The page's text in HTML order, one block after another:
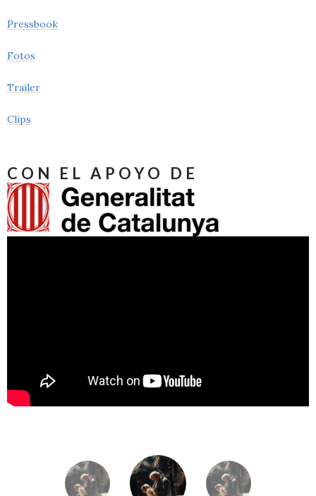
Pressbook
Fotos
Trailer
Clips
CON EL APOYO DE